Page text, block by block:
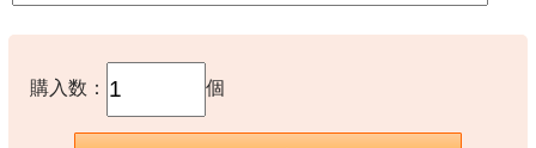
購入数： 個